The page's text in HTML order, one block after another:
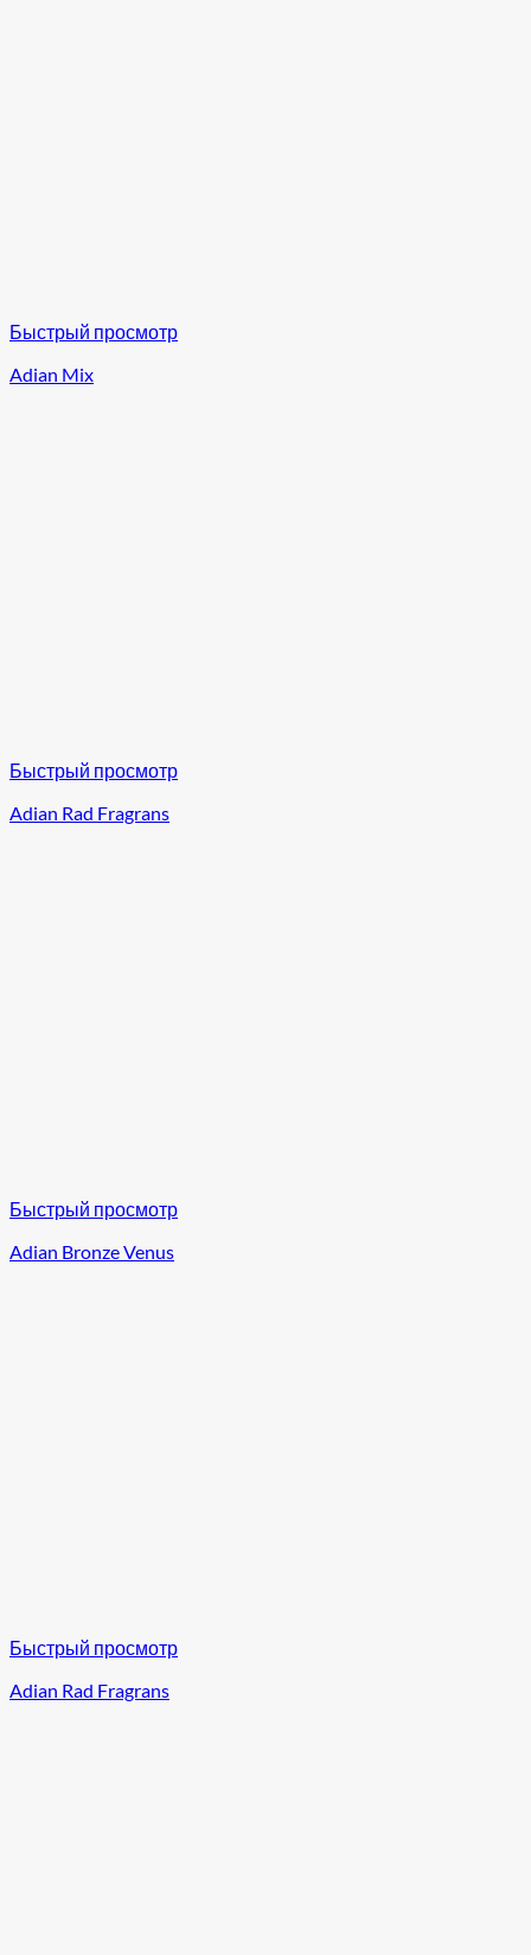
Быстрый просмотр
Adian Mix
Быстрый просмотр
Adian Rad Fragrans
Быстрый просмотр
Adian Bronze Venus
Быстрый просмотр
Adian Rad Fragrans